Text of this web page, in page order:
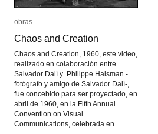
obras
Chaos and Creation
Chaos and Creation, 1960, este video,
realizado en colaboración entre
Salvador Dalí y Philippe Halsman -
fotógrafo y amigo de Salvador Dalí-,
fue concebido para ser proyectado, en
abril de 1960, en la Fifth Annual
Convention on Visual
Communications, celebrada en
obras
Chaos and Creation